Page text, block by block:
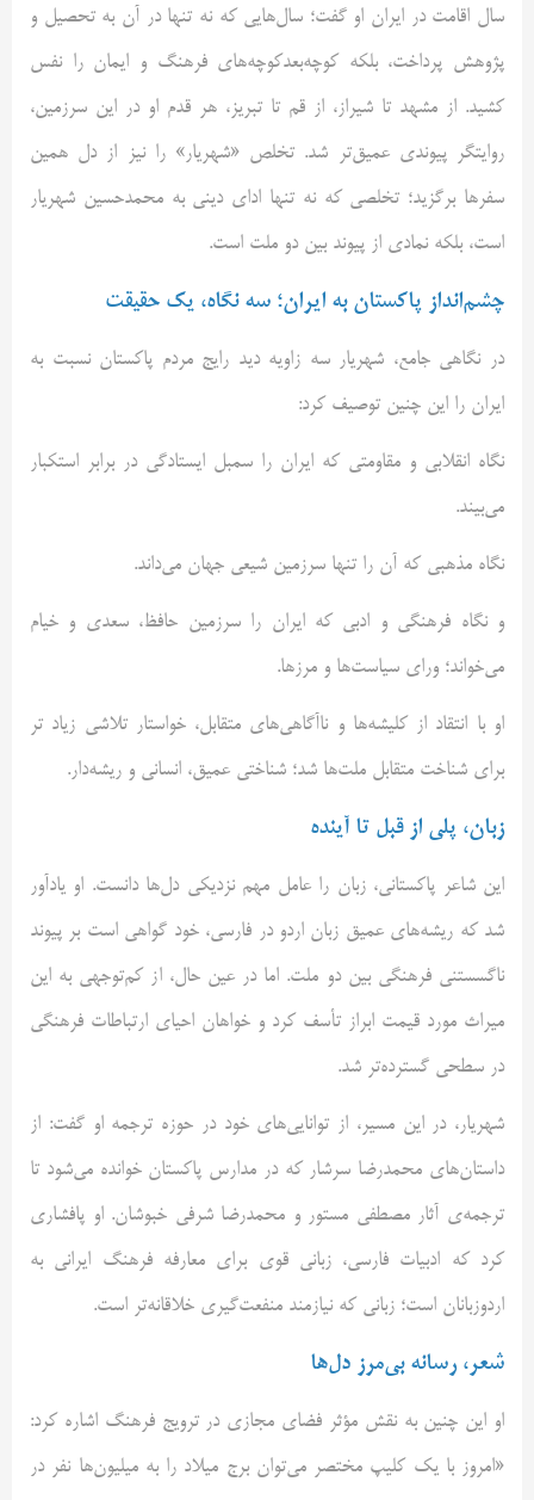
سال اقامت در ایران او گفت؛ سال‌هایی که نه تنها در آن به تحصیل و
پژوهش پرداخت، بلکه کوچه‌بعد‌کوچه‌های فرهنگ و ایمان را نفس
کشید. از مشهد تا شیراز، از قم تا تبریز، هر قدم او در این سرزمین،
روایتگر پیوندی عمیق‌تر شد. تخلص «شهریار» را نیز از دل همین
سفرها برگزید؛ تخلصی که نه تنها ادای دینی به محمدحسین شهریار
است، بلکه نمادی از پیوند بین دو ملت است.
چشم‌انداز پاکستان به ایران؛ سه نگاه، یک حقیقت
در نگاهی جامع، شهریار سه زاویه‌ دید رایج مردم پاکستان نسبت به
ایران را این چنین توصیف کرد:
نگاه انقلابی و مقاومتی که ایران را سمبل ایستادگی در برابر استکبار
می‌بیند.
نگاه مذهبی که آن را تنها سرزمین شیعی جهان می‌داند.
و نگاه فرهنگی و ادبی که ایران را سرزمین حافظ، سعدی و خیام
می‌خواند؛ ورای سیاست‌ها و مرزها.
او با انتقاد از کلیشه‌ها و ناآگاهی‌های متقابل، خواستار تلاشی زیاد تر
برای شناخت متقابل ملت‌ها شد؛ شناختی عمیق، انسانی و ریشه‌دار.
زبان، پلی از قبل تا آینده
این شاعر پاکستانی، زبان را عامل مهم نزدیکی دل‌ها دانست. او یادآور
شد که ریشه‌های عمیق زبان اردو در فارسی، خود گواهی‌ است بر پیوند
ناگسستنی فرهنگی بین دو ملت. اما در عین حال، از کم‌توجهی به این
میراث مورد قیمت ابراز تأسف کرد و خواهان احیای ارتباطات فرهنگی
در سطحی گسترده‌تر شد.
شهریار، در این مسیر، از توانایی‌های خود در حوزه ترجمه او گفت: از
داستان‌های محمدرضا سرشار که در مدارس پاکستان خوانده می‌شود تا
ترجمه‌ی آثار مصطفی مستور و محمدرضا شرفی خبوشان. او پافشاری
کرد که ادبیات فارسی، زبانی قوی برای معارفه فرهنگ ایرانی به
اردو‌زبانان است؛ زبانی که نیازمند منفعت‌گیری خلاقانه‌تر است.
شعر، رسانه‌ بی‌مرز دل‌ها
او این چنین به نقش مؤثر فضای مجازی در ترویج فرهنگ اشاره کرد:
«امروز با یک کلیپ مختصر می‌توان برج میلاد را به میلیون‌ها نفر در